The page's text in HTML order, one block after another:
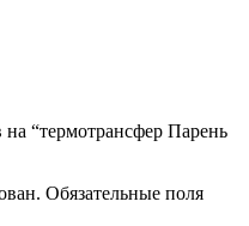
“термотрансфер Парень
Обязательные поля